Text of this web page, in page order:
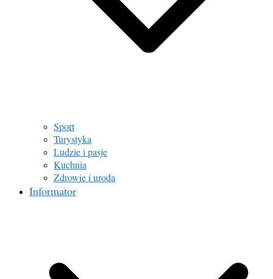
Sport
Turystyka
Ludzie i pasje
Kuchnia
Zdrowie i uroda
Informator